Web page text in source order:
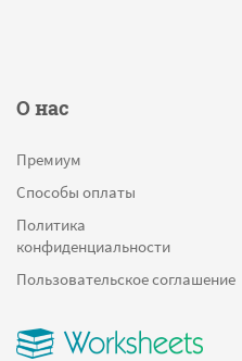
О нас
Премиум
Способы оплаты
Политика
конфиденциальности
Пользовательское соглашение